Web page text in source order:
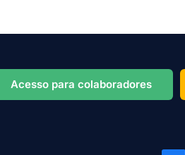
Acesso para colaboradores